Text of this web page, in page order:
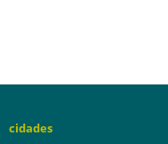
cidades